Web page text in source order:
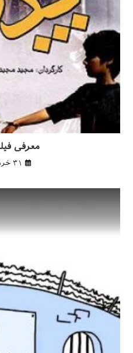
معرفی
۳۱ خرداد ۱۳۹۷